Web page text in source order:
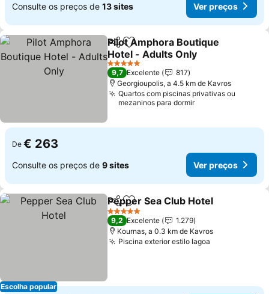
Consulte os preços de 13 sites Ver preços
PartilharAdicionar aos favoritos
Pilot Amphora Boutique
Hotel - Adults Only
Ver preços
5 Estrelas
9,7 Excelente
817
Georgioupolis, a 4.5 km de Kavros
Quartos com piscinas privativas ou
mezaninos para dormir
De € 263
Consulte os preços de 9 sites Ver preços
Escolha popular
PartilharAdicionar aos favoritos
Pepper Sea Club Hotel
5 Estrelas
9,2 Excelente
1.279
Kournas, a 0.3 km de Kavros
Piscina exterior estilo lagoa